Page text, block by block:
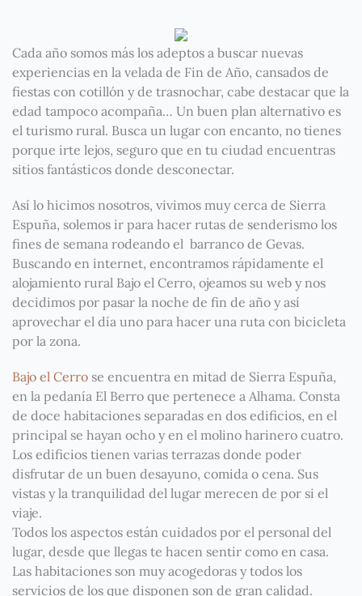
Cada año somos más los adeptos a buscar nuevas
experiencias en la velada de Fin de Año, cansados de
fiestas con cotillón y de trasnochar, cabe destacar que la
edad tampoco acompaña… Un buen plan alternativo es
el turismo rural. Busca un lugar con encanto, no tienes
porque irte lejos, seguro que en tu ciudad encuentras
sitios fantásticos donde desconectar.
Así lo hicimos nosotros, vivimos muy cerca de Sierra
Espuña, solemos ir para hacer rutas de senderismo los
fines de semana rodeando el barranco de Gevas.
Buscando en internet, encontramos rápidamente el
alojamiento rural Bajo el Cerro, ojeamos su web y nos
decidimos por pasar la noche de fin de año y así
aprovechar el día uno para hacer una ruta con bicicleta
por la zona.
Bajo el Cerro se encuentra en mitad de Sierra Espuña,
en la pedanía El Berro que pertenece a Alhama. Consta
de doce habitaciones separadas en dos edificios, en el
principal se hayan ocho y en el molino harinero cuatro.
Los edificios tienen varias terrazas donde poder
disfrutar de un buen desayuno, comida o cena. Sus
vistas y la tranquilidad del lugar merecen de por si el
viaje.
Todos los aspectos están cuidados por el personal del
lugar, desde que llegas te hacen sentir como en casa.
Las habitaciones son muy acogedoras y todos los
servicios de los que disponen son de gran calidad.